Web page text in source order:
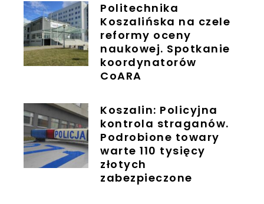
Politechnika
Koszalińska na czele
reformy oceny
naukowej. Spotkanie
koordynatorów
CoARA
Koszalin: Policyjna
kontrola straganów.
Podrobione towary
warte 110 tysięcy
złotych
zabezpieczone